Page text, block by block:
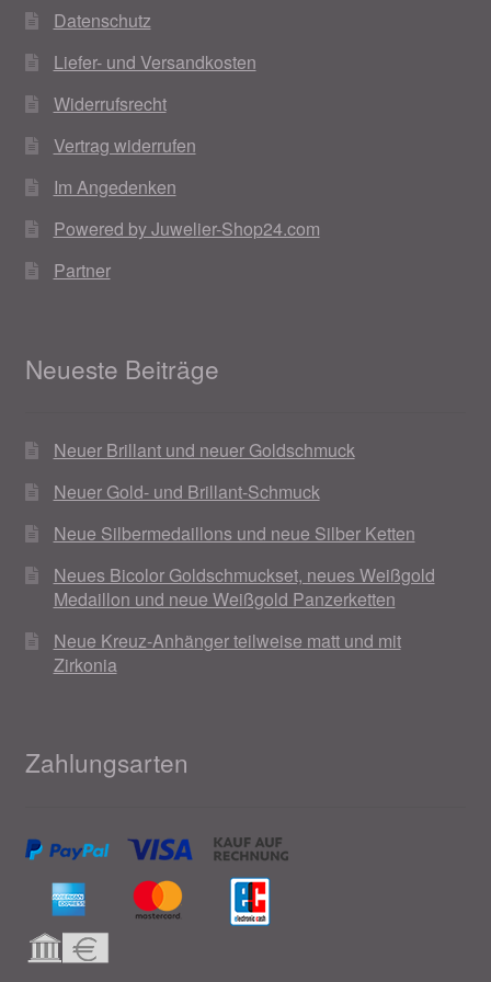
Weihnachtsangebote 2019
Weihnachtsangebote 2020
Weihnachtsangebote 2021
Woocommerce Predictive Search
Datenschutz
Liefer- und Versandkosten
Widerrufsrecht
Vertrag widerrufen
Im Angedenken
Powered by Juwelier-Shop24.com
Partner
Neueste Beiträge
Neuer Brillant und neuer Goldschmuck
Neuer Gold- und Brillant-Schmuck
Neue Silbermedaillons und neue Silber Ketten
Neues Bicolor Goldschmuckset, neues Weißgold
Medaillon und neue Weißgold Panzerketten
Neue Kreuz-Anhänger teilweise matt und mit
Zirkonia
Zahlungsarten